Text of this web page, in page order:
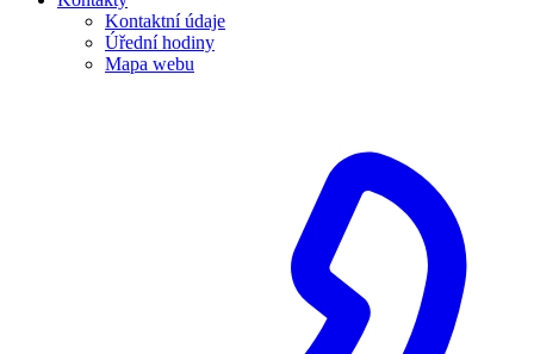
Kontaktní údaje
Úřední hodiny
Mapa webu